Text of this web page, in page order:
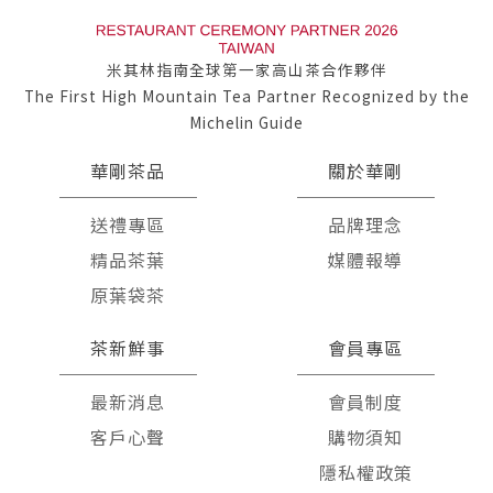
米其林指南全球第一家高山茶合作夥伴
The First High Mountain Tea Partner Recognized by the
Michelin Guide
華剛茶品
送禮專區
精品茶葉
原葉袋茶
關於華剛
品牌理念
媒體報導
茶新鮮事
最新消息
客戶心聲
會員專區
會員制度
購物須知
隱私權政策